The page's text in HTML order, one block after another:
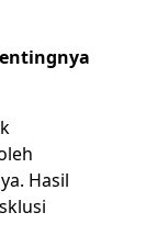
Hasil